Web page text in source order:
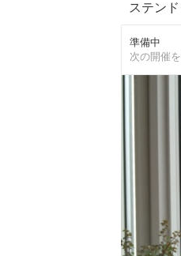
ステン
準備中
次の開催